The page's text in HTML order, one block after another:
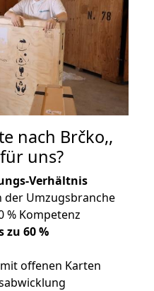
nach Brčko,,
uns?
Verhältnis
der Umzugsbranche
% Kompetenz
zu 60 %
offenen Karten